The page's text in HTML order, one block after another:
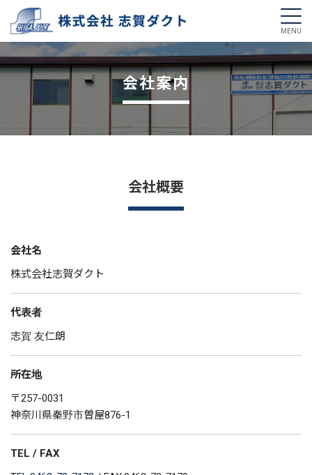
会社案内
会社概要
会社名
株式会社志賀ダクト
代表者
志賀 友仁朗
所在地
〒257-0031
神奈川県秦野市曽屋876-1
TEL / FAX